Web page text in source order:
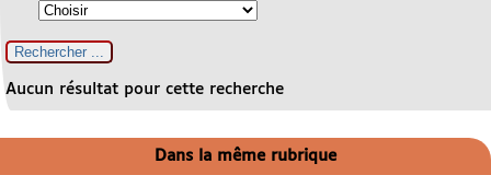
Aucun résultat pour cette recherche
Dans la même rubrique